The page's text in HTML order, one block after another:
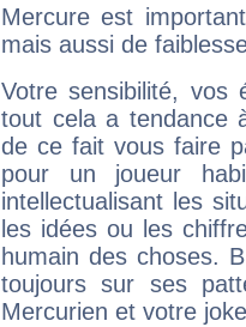
Mercure est
mais aussi de
Votre sensibilité,
tout cela a tendance
de ce fait vous faire
pour un joueur
intellectualisant les
les idées ou les
humain des choses.
toujours sur ses
Mercurien et votre